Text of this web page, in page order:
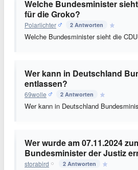
Welche Bundesminister
für die Groko?
Polarlichter 2 Antworten
Welche Bundesminister sieht die
Wer kann in Deutschland
entlassen?
69wolle 2 Antworten
Wer kann in Deutschland
Wer wurde am 07.11.2024
Bundesminister der Justiz
storabird 2 Antworten